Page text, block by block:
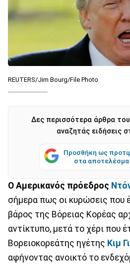
REUTERS/Jim Bourg/File Photo
Δες περισσότερα άρθρα
αναζητάς ειδήσεις
Προσθήκη ως
στα
Ο Αμερικανός πρόεδρος
σήμερα πως οι κυρώσεις που
βάρος της Βόρειας Κορέας
αντίκτυπο, μετά το χέρι που
Βορειοκορεάτης ηγέτης Κιμ
αφήνοντας ανοικτό το